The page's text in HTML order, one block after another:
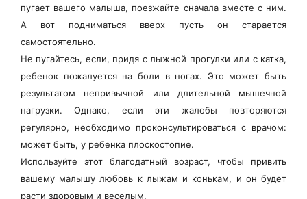
пугает вашего малыша, поезжайте сначала вместе с ним.
А вот подниматься вверх пусть он старается
самостоятельно.
Не пугайтесь, если, придя с лыжной прогулки или с катка,
ребенок пожалуется на боли в ногах. Это может быть
результатом непривычной или длительной мышечной
нагрузки. Однако, если эти жалобы повторяются
регулярно, необходимо проконсультироваться с врачом:
может быть, у ребенка плоскостопие.
Используйте этот благодатный возраст, чтобы привить
вашему малышу любовь к лыжам и конькам, и он будет
расти здоровым и веселым.